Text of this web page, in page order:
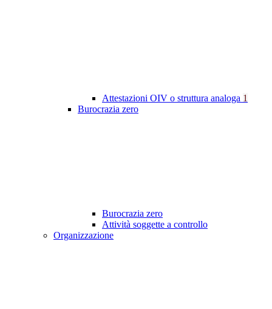
Attestazioni OIV o struttura analoga 1
Burocrazia zero
Burocrazia zero
Attività soggette a controllo
Organizzazione